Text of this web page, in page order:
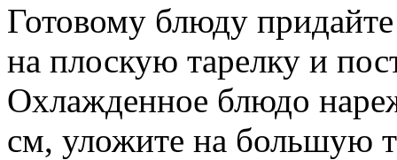
Готовому блюду
на плоскую тарелку и
Охлажденное блюдо
см, уложите на большую